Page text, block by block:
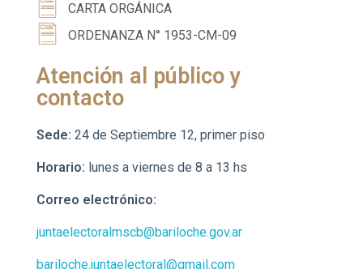
CARTA ORGÁNICA
ORDENANZA N° 1953-CM-09
Atención al público y
contacto
Sede: 24 de Septiembre 12, primer piso
Horario: lunes a viernes de 8 a 13 hs
Correo electrónico:
juntaelectoralmscb@bariloche.gov.ar
bariloche.juntaelectoral@gmail.com